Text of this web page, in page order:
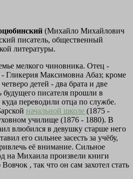
(Михайло Михайлович
писатель, общественный
литературы.
мелкого чиновника. Отец -
Гликерия Максимовна Абаз; кроме
детей - два брата и две
будущего писателя прошли в
переводили отца по службе.
начальной школе (1875 -
училище (1876 - 1880). В
влюбился в девушку старше него
его сильнее засесть за учёбу,
её внимание. Сильное
на Михаила произвели книги
, так что он сам захотел стать